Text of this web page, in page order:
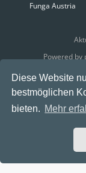
Diese Website
bestmöglichen
bieten. Mehr
Funga Austria
Powered by